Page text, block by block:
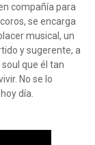
compañía para
se encarga
musical, un
y sugerente, a
que él tan
No se lo
día.